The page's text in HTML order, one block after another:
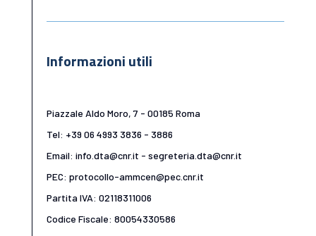
Informazioni utili
Piazzale Aldo Moro, 7 - 00185 Roma
Tel: +39 06 4993 3836 - 3886
Email: info.dta@cnr.it - segreteria.dta@cnr.it
PEC: protocollo-ammcen@pec.cnr.it
Partita IVA: 02118311006
Codice Fiscale: 80054330586